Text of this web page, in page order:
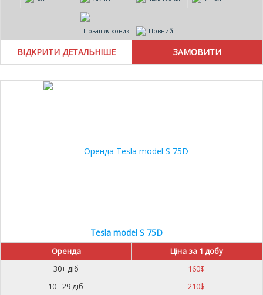
Позашляховик Повний
ВІДКРИТИ ДЕТАЛЬНІШЕ
Tesla model S 75D
Оренда
Ціна за 1 добу
30+ діб
160$
10 - 29 діб
210$